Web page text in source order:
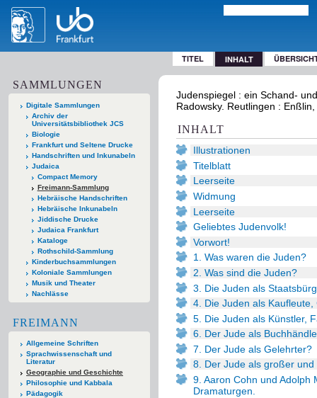
TITEL INHALT
SAMMLUNGEN
Digitale Sammlungen
Archiv der
Universitätsbibliothek JCS
Biologie
Frankfurt und Seltene Drucke
Handschriften und Inkunabeln
Judaica
Compact Memory
Freimann-Sammlung
Hebräische Handschriften
Hebräische Inkunabeln
Jiddische Drucke
Judaica Frankfurt
Kataloge
Rothschild-Sammlung
Kinderbuchsammlungen
Koloniale Sammlungen
Musik und Theater
Nachlässe
FREIMANN
Allgemeine Schriften
Sprachwissenschaft und
Literatur
Geographie und Geschichte
Philosophie und Kabbala
Pädagogik
Judenspiegel : ein Schand-
Radowsky. Reutlingen :
INHALT
Illustrationen
Titelblatt
Leerseite
Widmung
Leerseite
Geliebtes Judenvolk!
Vorwort!
1. Was waren die Juden?
2. Was sind die Juden?
3. Die Juden als
4. Die Juden als
5. Die Juden als Künstler,
6. Der Jude als
7. Der Jude als Gelehrter?
8. Der Jude als großer
9. Aaron Cohn und Adolph
Dramaturgen.